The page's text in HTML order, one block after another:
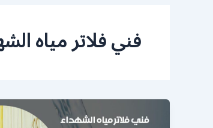
فني فلاتر مياه